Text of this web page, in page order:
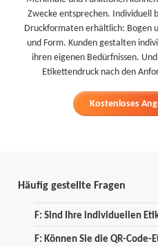
Zwecke entsprechen. Individuell
Druckformaten erhältlich: Bogen
und Form. Kunden gestalten
ihren eigenen Bedürfnissen.
Etikettendruck nach den
Kostenloses
Häufig gestellte Fragen
F: Sind Ihre individuellen
F: Können Sie die QR-